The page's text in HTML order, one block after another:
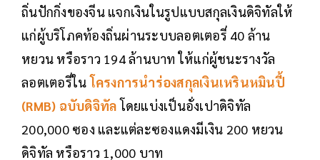
ถิ่นปักกิ่งของจีน แจกเงินในรูปแบบสกุลเงินดิจิทัลให้
แก่ผู้บริโภคท้องถิ่นผ่านระบบลอตเตอรี่ 40 ล้าน
หยวน หรือราว 194 ล้านบาท ให้แก่ผู้ชนะรางวัล
ลอตเตอรี่ในโครงการนำร่องสกุลเงินเหรินหมินปี้
(RMB) ฉบับดิจิทัลโดยแบ่งเป็นอั่งเปาดิจิทัล
200,000 ซอง และแต่ละซองแดงมีเงิน 200 หยวน
ดิจิทัล หรือราว 1,000 บาท